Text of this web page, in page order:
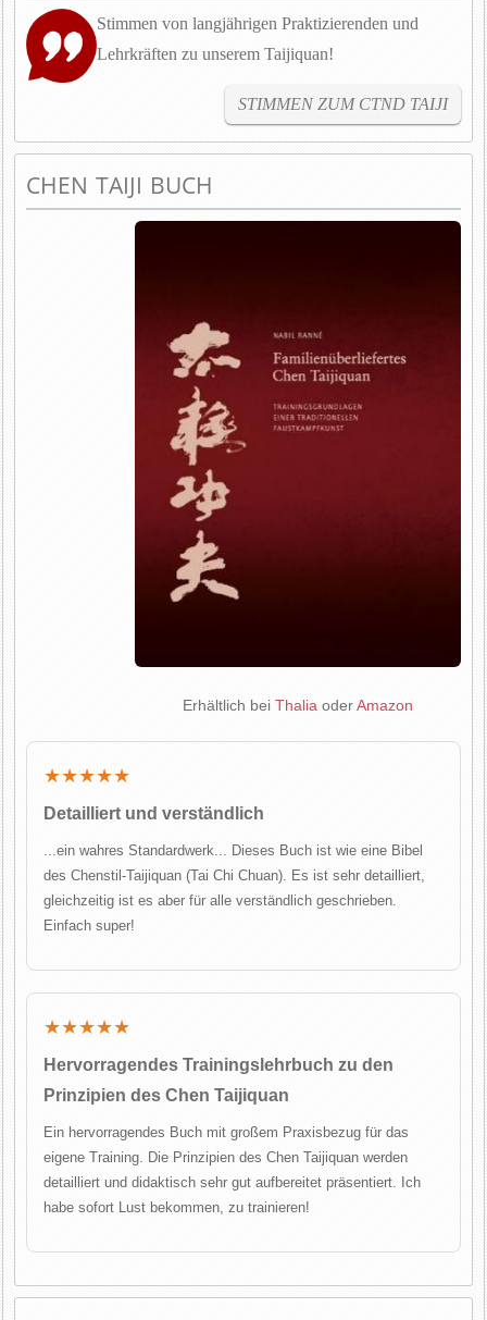
Stimmen von langjährigen Praktizierenden und
Lehrkräften zu unserem Taijiquan!
STIMMEN ZUM CTND TAIJI
CHEN TAIJI BUCH
Erhältlich bei Thalia oderAmazon
★★★★★
Detailliert und verständlich
...ein wahres Standardwerk... Dieses Buch ist wie eine Bibel
des Chenstil-Taijiquan (Tai Chi Chuan). Es ist sehr detailliert,
gleichzeitig ist es aber für alle verständlich geschrieben.
Einfach super!
★★★★★
Hervorragendes Trainingslehrbuch zu den
Prinzipien des Chen Taijiquan
Ein hervorragendes Buch mit großem Praxisbezug für das
eigene Training. Die Prinzipien des Chen Taijiquan werden
detailliert und didaktisch sehr gut aufbereitet präsentiert. Ich
habe sofort Lust bekommen, zu trainieren!